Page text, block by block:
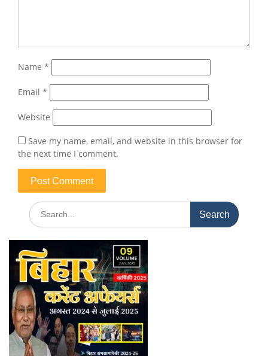
Name *
Email *
Website
Save my name, email, and website in this browser for
the next time I comment.